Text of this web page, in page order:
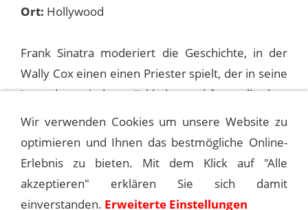
Ort: Hollywood
Frank Sinatra moderiert die Geschichte, in der
Wally Cox einen einen Priester spielt, der in seine
Jugendgemeinde zurückkehrt und feststellt, dass
die Kirche dringend renoviert werden muss.
1958-05-09 THE FRANK SINATRA SHOW
1958-05-23 THE FRANK SINATRA SHOW
Wir verwenden Cookies um unsere Website zu
optimieren und Ihnen das bestmögliche Online-
Erlebnis zu bieten. Mit dem Klick auf "Alle
akzeptieren" erklären Sie sich damit
einverstanden. Erweiterte Einstellungen